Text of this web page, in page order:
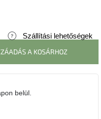
Szállítási lehetőségek
A KOSÁRHOZ
belül.